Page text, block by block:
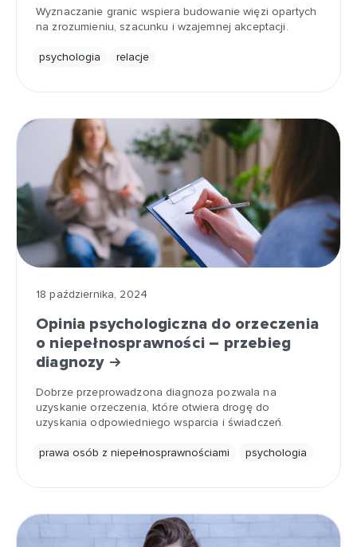
Wyznaczanie granic wspiera budowanie więzi opartych
na zrozumieniu, szacunku i wzajemnej akceptacji.
psychologia relacje
18 października, 2024
Opinia psychologiczna do orzeczenia
o niepełnosprawności – przebieg
diagnozy
Dobrze przeprowadzona diagnoza pozwala na
uzyskanie orzeczenia, które otwiera drogę do
uzyskania odpowiedniego wsparcia i świadczeń.
prawa osób z niepełnosprawnościami psychologia